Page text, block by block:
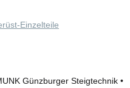
Einzelteile
Günzburger Steigtechnik •